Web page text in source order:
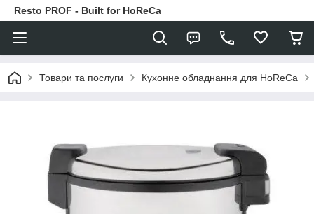
Resto PROF - Built for HoReCa
Товари та послуги Кухонне обладнання для HoReCa